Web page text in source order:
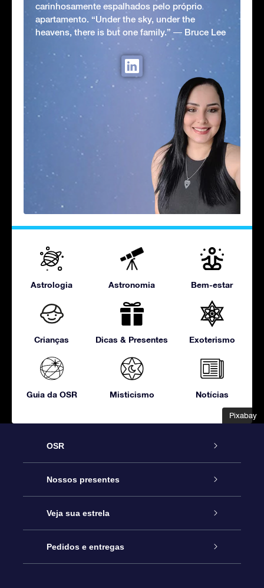
Pixabay
Pixabay
carinhosamente espalhados pelo próprio
apartamento. “Under the sky, under the
heavens, there is but one family.” ― Bruce Lee
Astrologia Astronomia Bem-estar
Crianças Dicas & Presentes Exoterismo
Guia da OSR Misticismo Notícias
OSR
Serviço
Entre em contato conosco
Blog
Nossos presentes
Presente estrelar on-line
Pacote de presente da OSR
Veja sua estrela
Star Register
Pedidos e entregas